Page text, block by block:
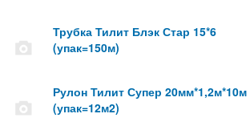
Трубка Тилит Блэк Стар 15*6
(упак=150м)
Рулон Тилит Супер 20мм*1,2м*10м
(упак=12м2)